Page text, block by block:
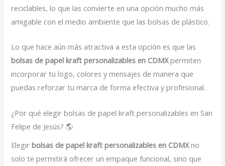
reciclables, lo que las convierte en una opción mucho más
amigable con el medio ambiente que las bolsas de plástico.
Lo que hace aún más atractiva a esta opción es que las
bolsas de papel kraft personalizables en CDMXpermiten
incorporar tu logo, colores y mensajes de manera que
puedas reforzar tu marca de forma efectiva y profesional.
¿Por qué elegir bolsas de papel kraft personalizables en San
Felipe de Jesús? 🌎
Elegirbolsas de papel kraft personalizables en CDMXno
solo te permitirá ofrecer un empaque funcional, sino que